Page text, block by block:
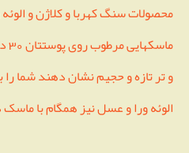
محصولات سنگ کهربا و کلاژن و
و تر تازه و حجیم نشان دهند شما
الوئه ورا و عسل نیز همگام با